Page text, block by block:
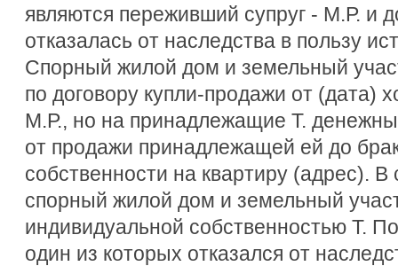
являются переживший супруг - М.Р. и
отказалась от наследства в пользу
Спорный жилой дом и земельный
по договору купли-продажи от (дата)
М.Р., но на принадлежащие Т.
от продажи принадлежащей ей до
собственности на квартиру (адрес). В
спорный жилой дом и земельный
индивидуальной собственностью Т.
один из которых отказался от